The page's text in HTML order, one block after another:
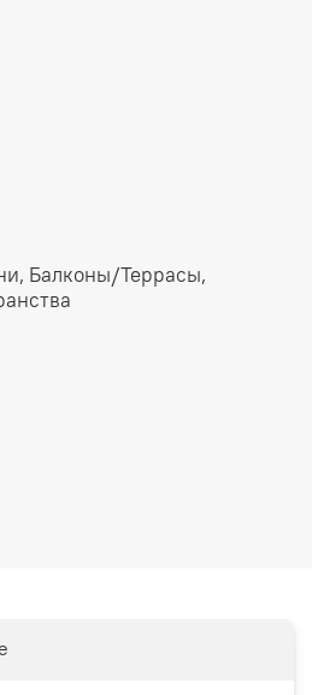
Балконы/Террасы,